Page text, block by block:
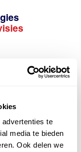
te
media te bieden
Ook delen we